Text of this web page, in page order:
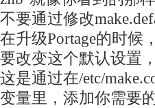
不要通过修改
在升级Portage的时候
要改变这个默认设置
这是通过在/etc/
变量里，添加你需要